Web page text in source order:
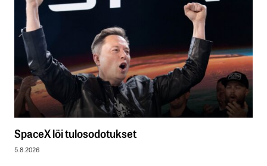
SpaceX löi tulosodotukset
5.8.2026